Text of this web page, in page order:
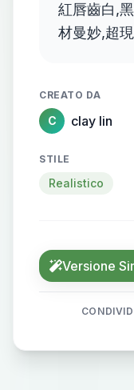
紅唇齒白,
材曼妙,超
CREATO DA
C clay lin
STILE
Realistico
Versione